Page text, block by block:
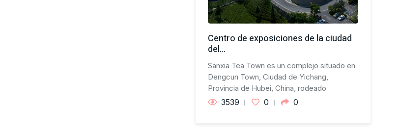
Centro de exposiciones de la ciudad
del…
Sanxia Tea Town es un complejo situado en
Dengcun Town, Ciudad de Yichang,
Provincia de Hubei, China, rodeado
3539 0 0